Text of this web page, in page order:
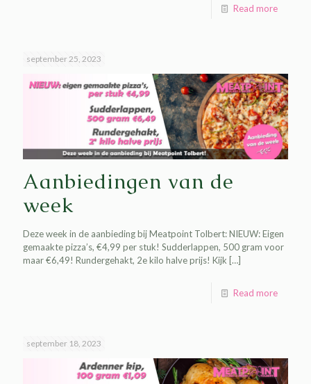
Read more
september 25, 2023
Aanbiedingen van de
week
Deze week in de aanbieding bij Meatpoint Tolbert: NIEUW: Eigen
gemaakte pizza’s, €4,99 per stuk! Sudderlappen, 500 gram voor
maar €6,49! Rundergehakt, 2e kilo halve prijs! Kijk […]
Read more
september 18, 2023